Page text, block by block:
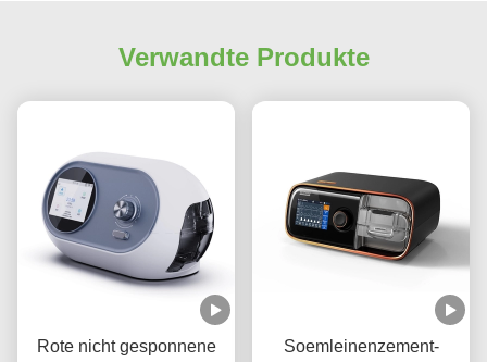
Verwandte Produkte
Rote nicht gesponnene
Soemleinenzement-